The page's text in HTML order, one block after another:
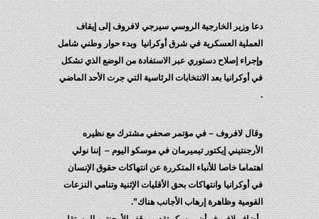
دعا وزير الخارجية الروسي سيرجي لافروف إلى إيقاف
العملية العسكرية في شرق أوكرانيا وبدء حوار وطني شامل
وإجراء إصلاح دستوري عبر الاستفادة من الوضع الذي تشكل
في أوكرانيا بعد الانتخابات الرئاسية التي جرت الأحد الماضي
.
وقال لافروف – في مؤتمر صحفي مشترك مع نظيره
الأرجنتيني إيكتور تيميرمان في موسكو اليوم – إننا نولي
اهتماما خاصا للأنباء المتكررة عن انتهاكات حقوق الإنسان
في أوكرانيا وانتهاكات بحق الأقليات الإثنية وتنامي النزعات
القومية وظاهرة إرهاب الأجانب هناك”.